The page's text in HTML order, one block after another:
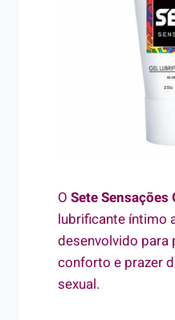
O Sete
lubrificante íntimo
desenvolvido
conforto e prazer
sexual.